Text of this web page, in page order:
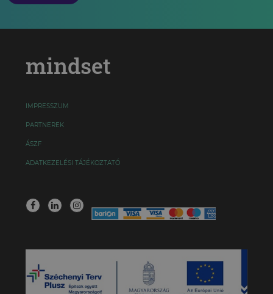
mindset
IMPRESSZUM
PARTNEREK
ÁSZF
ADATKEZELÉSI TÁJÉKOZTATÓ